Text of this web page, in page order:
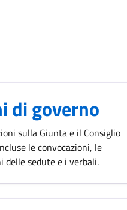
di governo
sulla Giunta e il Consiglio
le convocazioni, le
delle sedute e i verbali.